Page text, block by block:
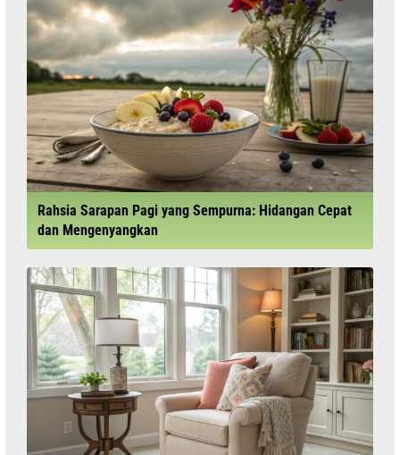
Rahsia Sarapan Pagi yang Sempurna: Hidangan Cepat
dan Mengenyangkan